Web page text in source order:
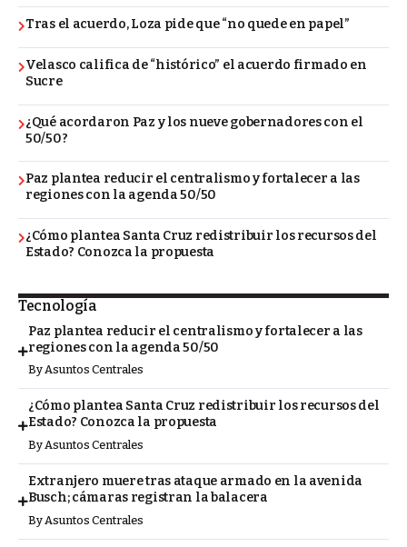
Tras el acuerdo, Loza pide que “no quede en papel”
Velasco califica de “histórico” el acuerdo firmado en
Sucre
¿Qué acordaron Paz y los nueve gobernadores con el
50/50?
Paz plantea reducir el centralismo y fortalecer a las
regiones con la agenda 50/50
¿Cómo plantea Santa Cruz redistribuir los recursos del
Estado? Conozca la propuesta
Tecnología
Paz plantea reducir el centralismo y fortalecer a las
regiones con la agenda 50/50
ByAsuntos Centrales
¿Cómo plantea Santa Cruz redistribuir los recursos del
Estado? Conozca la propuesta
ByAsuntos Centrales
Extranjero muere tras ataque armado en la avenida
Busch; cámaras registran la balacera
By Asuntos Centrales